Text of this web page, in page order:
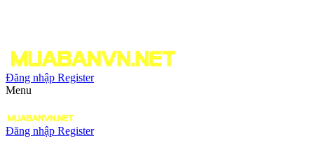
Đăng nhập Register
Menu
Đăng nhập Register